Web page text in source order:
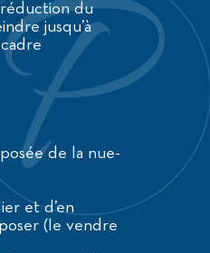
du
jusqu’à
de la nue-
et d’en
(le vendre